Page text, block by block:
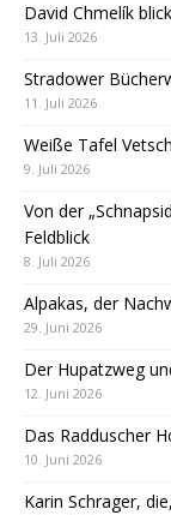
David Chmelík
13. Juli 2026
Stradower
11. Juli 2026
Weiße Tafel
9. Juli 2026
Von der
Feldblick
8. Juli 2026
Alpakas, der
29. Juni 2026
Der Hupatzweg
12. Juni 2026
Das Radduscher
10. Juni 2026
Karin Schrager,